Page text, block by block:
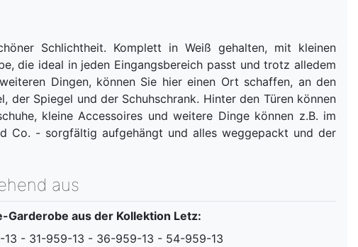
Schlichtheit. Komplett in Weiß gehalten, mit kleinen
die ideal in jeden Eingangsbereich passt und trotz alledem
Dingen, können Sie hier einen Ort schaffen, an den
Spiegel und der Schuhschrank. Hinter den Türen können
kleine Accessoires und weitere Dinge können z.B. im
Co. - sorgfältig aufgehängt und alles weggepackt und der
aus
Garderobe aus der Kollektion Letz:
13 - 31-959-13 - 36-959-13 - 54-959-13